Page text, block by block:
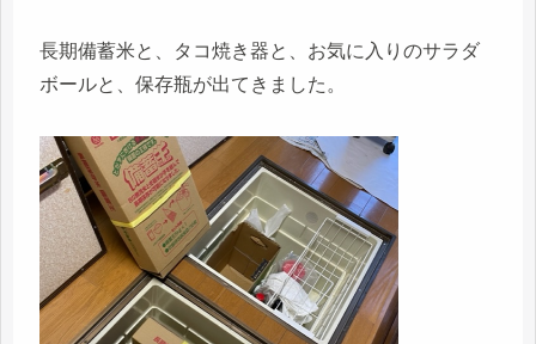
長期備蓄米と、タコ焼き器と、お気に入りのサラダ
ボールと、保存瓶が出てきました。